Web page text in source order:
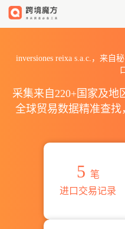
inversiones reixa s.a.c.，来自
采集来自220+国家及地
全球贸易数据精准查
5 笔
进口交易记录